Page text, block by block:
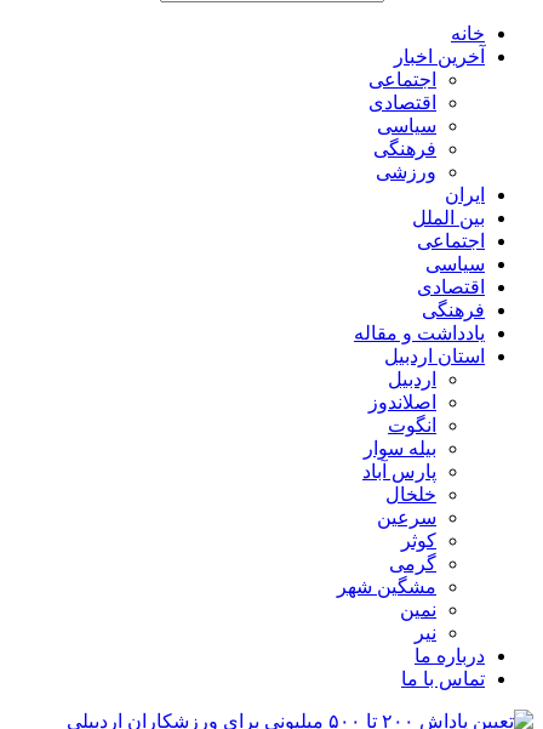
خانه
آخرین اخبار
اجتماعی
اقتصادی
سیاسی
فرهنگی
ورزشی
ایران
بین الملل
اجتماعی
سیاسی
اقتصادی
فرهنگی
یادداشت و مقاله
استان اردبیل
اردبیل
اصلاندوز
انگوت
بیله سوار
پارس آباد
خلخال
سرعین
کوثر
گرمی
مشگین شهر
نمین
نیر
درباره ما
تماس با ما